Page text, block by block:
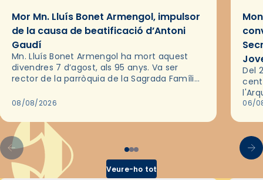
Mor Mn. Lluís Bonet Armengol, impulsor
de la causa de beatificació d’Antoni
Gaudí
Mn. Lluís Bonet Armengol ha mort aquest
divendres 7 d’agost, als 95 anys. Va ser
rector de la parròquia de la Sagrada Família
2018,…
08/08/2026
Del
les
06/
Veure-ho tot